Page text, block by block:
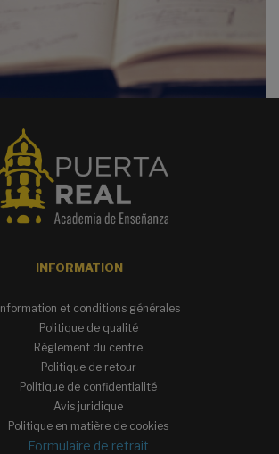
INFORMATION
Information et conditions générales
Politique de qualité
Règlement du centre
Politique de retour
Politique de confidentialité
Avis juridique
Politique en matière de cookies
Formulaire de retrait